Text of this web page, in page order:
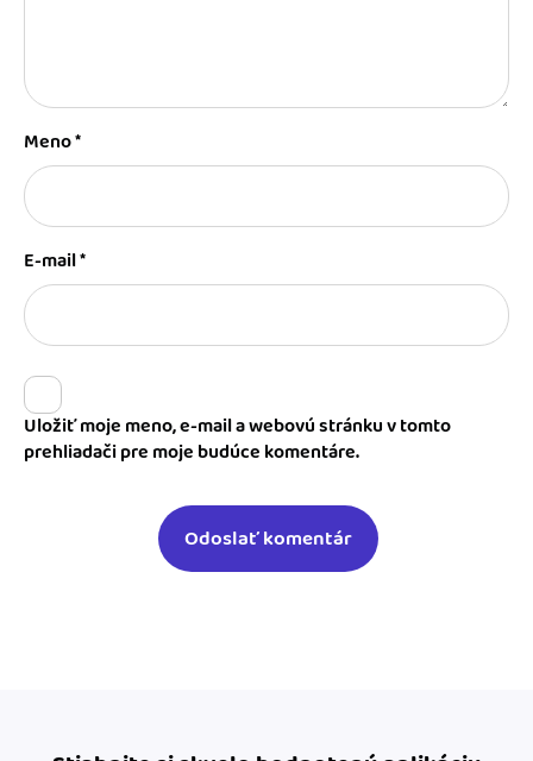
Meno*
E-mail*
Uložiť moje meno, e-mail a webovú stránku v tomto
prehliadači pre moje budúce komentáre.